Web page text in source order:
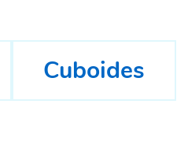
Cuboides